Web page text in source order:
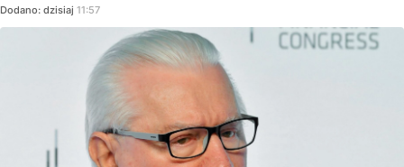
Dodano: dzisiaj 11:57